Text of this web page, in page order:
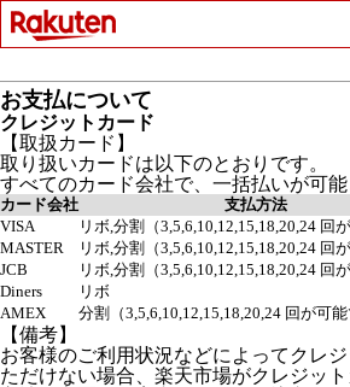
お支払について
クレジットカード
【取扱カード】
取り扱いカードは以下のとおりです。
すべてのカード会社で、一括払いが可能
カード会社
支払方法
VISA
リボ,分割（3,5,6,10,12,15,18,20,24 回
MASTER
リボ,分割（3,5,6,10,12,15,18,20,24 回
JCB
リボ,分割（3,5,6,10,12,15,18,20,24 回
Diners
リボ
AMEX
分割（3,5,6,10,12,15,18,20,24 回が可能
【備考】
お客様のご利用状況などによってクレ
ただけない場合、楽天市場がクレジッ